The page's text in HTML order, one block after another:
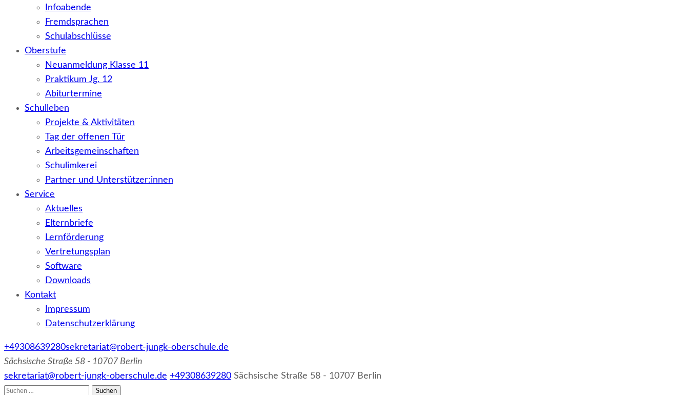
Infoabende
Fremdsprachen
Schulabschlüsse
Oberstufe
Neuanmeldung Klasse 11
Praktikum Jg. 12
Abiturtermine
Schulleben
Projekte & Aktivitäten
Tag der offenen Tür
Arbeitsgemeinschaften
Schulimkerei
Partner und Unterstützer:innen
Service
Aktuelles
Elternbriefe
Lernförderung
Vertretungsplan
Software
Downloads
Kontakt
Impressum
Datenschutzerklärung
+49308639280sekretariat@robert-jungk-oberschule.de
Sächsische Straße 58 - 10707 Berlin
sekretariat@robert-jungk-oberschule.de +49308639280 Sächsische Straße 58 - 10707 Berlin
Suchen